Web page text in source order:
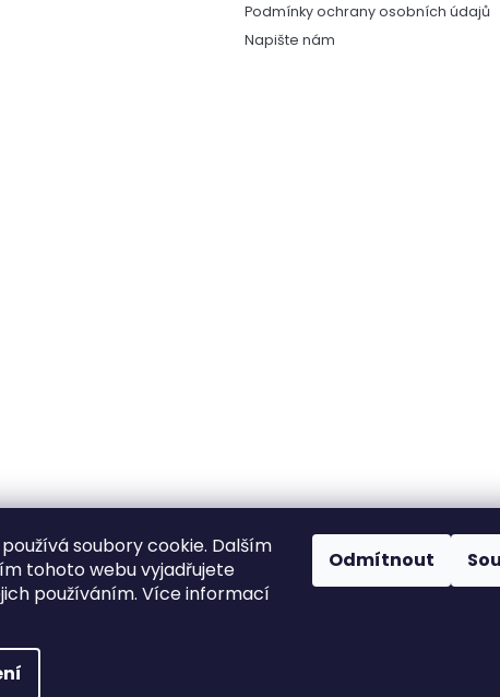
soubory cookie. Dalším
tohoto webu vyjadřujete
používáním. Více informací
Odmítnout
Podmínky ochrany osobních údajů
Napište nám